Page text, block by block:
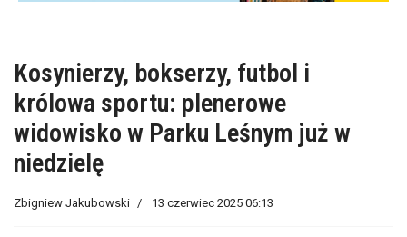
Kosynierzy, bokserzy, futbol i
królowa sportu: plenerowe
widowisko w Parku Leśnym już w
niedzielę
Zbigniew Jakubowski 13 czerwiec 2025 06:13